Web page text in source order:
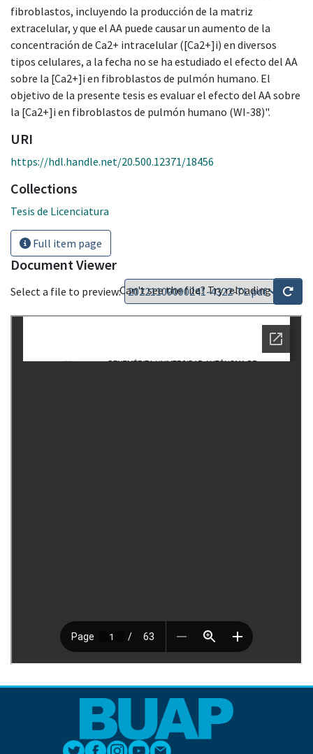
fibroblastos, incluyendo la producción de la matriz
extracelular, y que el AA puede causar un aumento de la
concentración de Ca2+ intracelular ([Ca2+]i) en diversos
tipos celulares, a la fecha no se ha estudiado el efecto del AA
sobre la [Ca2+]i en fibroblastos de pulmón humano. El
objetivo de la presente tesis es evaluar el efecto del AA sobre
la [Ca2+]i en fibroblastos de pulmón humano (WI-38)".
URI
https://hdl.handle.net/20.500.12371/18456
Collections
Tesis de Licenciatura
Full item page
Document Viewer
Select a file to preview:Can't see the file? Try reloading